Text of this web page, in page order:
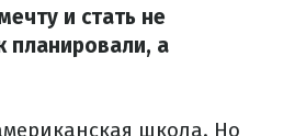
и стать не
планировали, а
школа. Но